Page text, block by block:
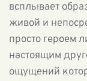
всплывает
живой и
просто героем
настоящим
ощущений